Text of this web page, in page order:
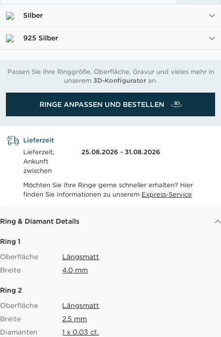
Silber
925 Silber
Passen Sie Ihre Ringgröße, Oberfläche, Gravur und vieles mehr in
unserem 3D-Konfiguratoran.
RINGE ANPASSEN UND BESTELLEN
Lieferzeit
Lieferzeit,
Ankunft
zwischen
25.08.2026 - 31.08.2026
Möchten Sie Ihre Ringe gerne schneller erhalten? Hier
finden Sie Informationen zu unserem Express-Service
Ring & Diamant Details
Ring 1
Oberfläche
Längsmatt
Breite
4.0 mm
Ring 2
Oberfläche
Längsmatt
Breite
2.5 mm
Diamanten
1 x 0.03 ct.